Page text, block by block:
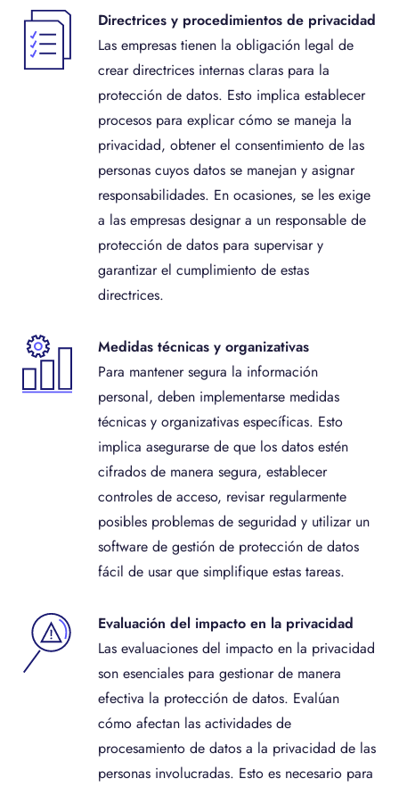
Directrices y procedimientos de privacidad
Las empresas tienen la obligación legal de
crear directrices internas claras para la
protección de datos. Esto implica establecer
procesos para explicar cómo se maneja la
privacidad, obtener el consentimiento de las
personas cuyos datos se manejan y asignar
responsabilidades. En ocasiones, se les exige
a las empresas designar a un responsable de
protección de datos para supervisar y
garantizar el cumplimiento de estas
directrices.
Medidas técnicas y organizativas
Para mantener segura la información
personal, deben implementarse medidas
técnicas y organizativas específicas. Esto
implica asegurarse de que los datos estén
cifrados de manera segura, establecer
controles de acceso, revisar regularmente
posibles problemas de seguridad y utilizar un
software de gestión de protección de datos
fácil de usar que simplifique estas tareas.
Evaluación del impacto en la privacidad
Las evaluaciones del impacto en la privacidad
son esenciales para gestionar de manera
efectiva la protección de datos. Evalúan
cómo afectan las actividades de
procesamiento de datos a la privacidad de las
personas involucradas. Esto es necesario para